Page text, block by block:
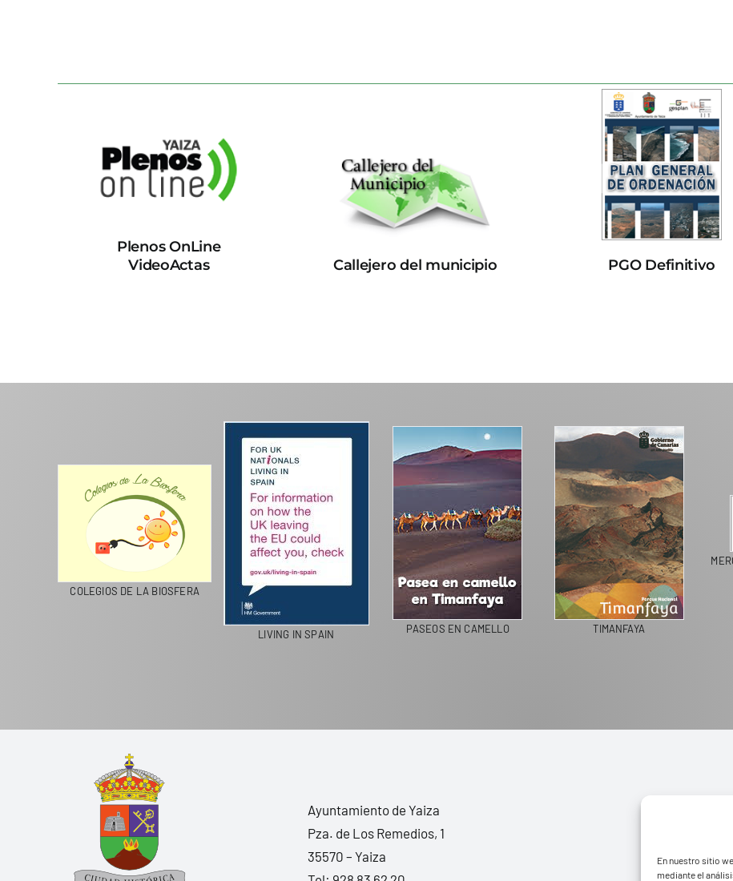
En nuestro sitio
mediante el
Plenos OnLine
VideoActas
Callejero del municipio PGO Definitivo
COLEGIOS DE LA BIOSFERA
LIVING IN SPAIN PASEOS EN CAMELLO TIMANFAYA
Ayuntamiento de Yaiza
Pza. de Los Remedios, 1
35570 – Yaiza